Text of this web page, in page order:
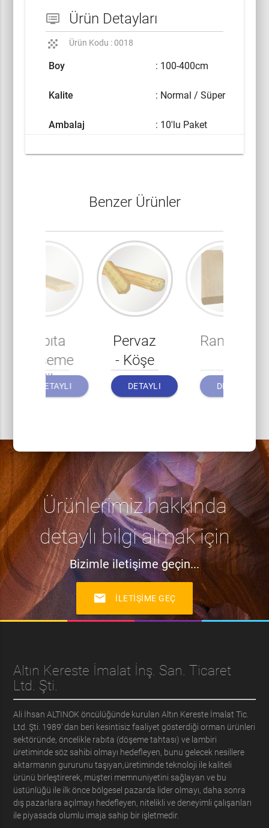
dvr Ürün Detayları
grain Ürün Kodu : 0018
Boy : 100-400cm
Kalite : Normal / Süper
Ambalaj : 10'lu Paket
Benzer Ürünler
Pervaz
- Köşe
DETAYLI
Ranzalık
DETAYLI
Rabıta
Döşeme
5'lik
DETAYLI
Ürünlerimiz hakkında
detaylı bilgi almak için
Bizimle iletişime geçin...
mail İLETIŞIME GEÇ
Altın Kereste İmalat İnş. San. Ticaret
Ltd. Şti.
Ali İhsan ALTINOK öncülüğünde kurulan Altın Kereste İmalat Tic.
Ltd. Şti. 1989’ dan beri kesintisiz faaliyet gösterdiği orman ürünleri
sektöründe, öncelikle rabıta (döşeme tahtası) ve lambiri
üretiminde söz sahibi olmayı hedefleyen, bunu gelecek nesillere
aktarmanın gururunu taşıyan,üretiminde teknoloji ile kaliteli
ürünü birleştirerek, müşteri memnuniyetini sağlayan ve bu
üstünlüğü ile ilk önce bölgesel pazarda lider olmayı, daha sonra
dış pazarlara açılmayı hedefleyen, nitelikli ve deneyimli çalışanları
ile piyasada olumlu imaja sahip bir işletmedir.